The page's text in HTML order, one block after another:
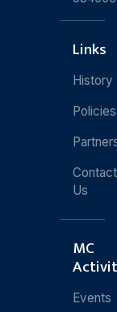
Links
History
Policies
Contact
Us
MC
Events